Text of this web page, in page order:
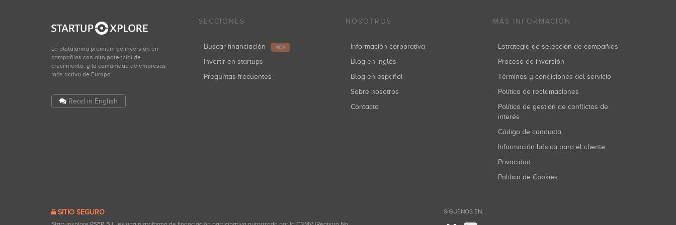
La plataforma premium de inversión en
compañías con alto potencial de
crecimiento, y la comunidad de empresas
más activa de Europa.
Read in English
SECCIONES
Buscar financiación NEW
Invertir en startups
Preguntas frecuentes
NOSOTROS
Información corporativa
Blog en inglés
Blog en español
Sobre nosotros
Contacto
MÁS INFORMACIÓN
Estrategia de selección de compañías
Proceso de inversión
Términos y condiciones del servicio
Política de reclamaciones
Política de gestión de conflictos de
interés
Código de conducta
Información básica para el cliente
Privacidad
Política de Cookies
SITIO SEGURO SÍGUENOS EN...